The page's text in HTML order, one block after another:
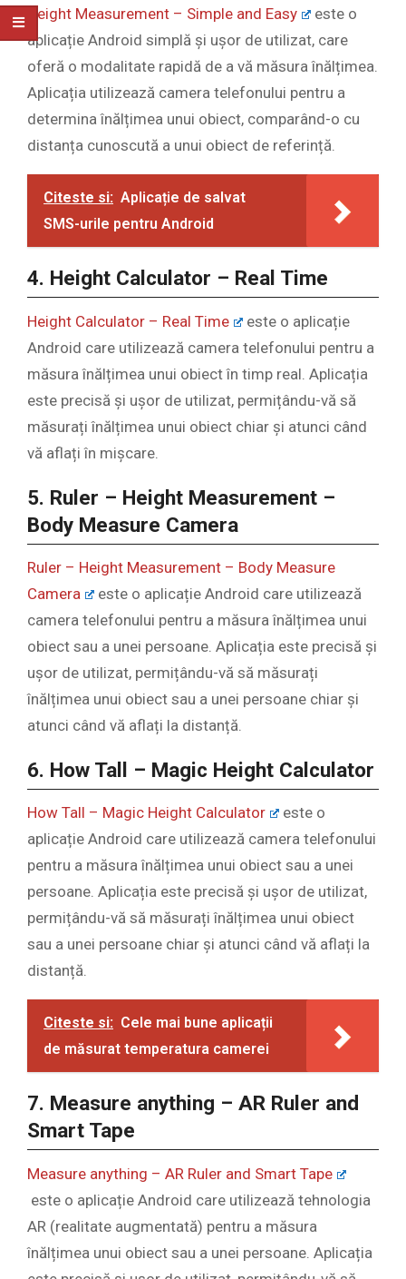
Height Measurement – Simple and Easy
este o
aplicație Android simplă și ușor de utilizat, care
oferă o modalitate rapidă de a vă măsura înălțimea.
Aplicația utilizează camera telefonului pentru a
determina înălțimea unui obiect, comparând-o cu
distanța cunoscută a unui obiect de referință.
Citeste si: Aplicație de salvat
SMS-urile pentru Android
4. Height Calculator – Real Time
Height Calculator – Real Time
este o aplicație
Android care utilizează camera telefonului pentru a
măsura înălțimea unui obiect în timp real. Aplicația
este precisă și ușor de utilizat, permițându-vă să
măsurați înălțimea unui obiect chiar și atunci când
vă aflați în mișcare.
5. Ruler – Height Measurement –
Body Measure Camera
Ruler – Height Measurement – Body Measure
Camera
este o aplicație Android care utilizează
camera telefonului pentru a măsura înălțimea unui
obiect sau a unei persoane. Aplicația este precisă și
ușor de utilizat, permițându-vă să măsurați
înălțimea unui obiect sau a unei persoane chiar și
atunci când vă aflați la distanță.
6. How Tall – Magic Height Calculator
How Tall – Magic Height Calculator
este o
aplicație Android care utilizează camera telefonului
pentru a măsura înălțimea unui obiect sau a unei
persoane. Aplicația este precisă și ușor de utilizat,
permițându-vă să măsurați înălțimea unui obiect
sau a unei persoane chiar și atunci când vă aflați la
distanță.
Citeste si: Cele mai bune aplicații
de măsurat temperatura camerei
7. Measure anything – AR Ruler and
Smart Tape
Measure anything – AR Ruler and Smart Tape
este o aplicație Android care utilizează tehnologia
AR (realitate augmentată) pentru a măsura
înălțimea unui obiect sau a unei persoane. Aplicația